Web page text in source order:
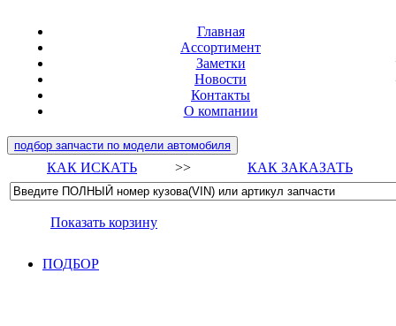
Главная
Ассортимент
Заметки
Новости
Контакты
О компании
подбор запчасти по модели автомобиля
КАК ИСКАТЬ >> КАК ЗАКАЗАТЬ
Показать корзину
ПОДБОР